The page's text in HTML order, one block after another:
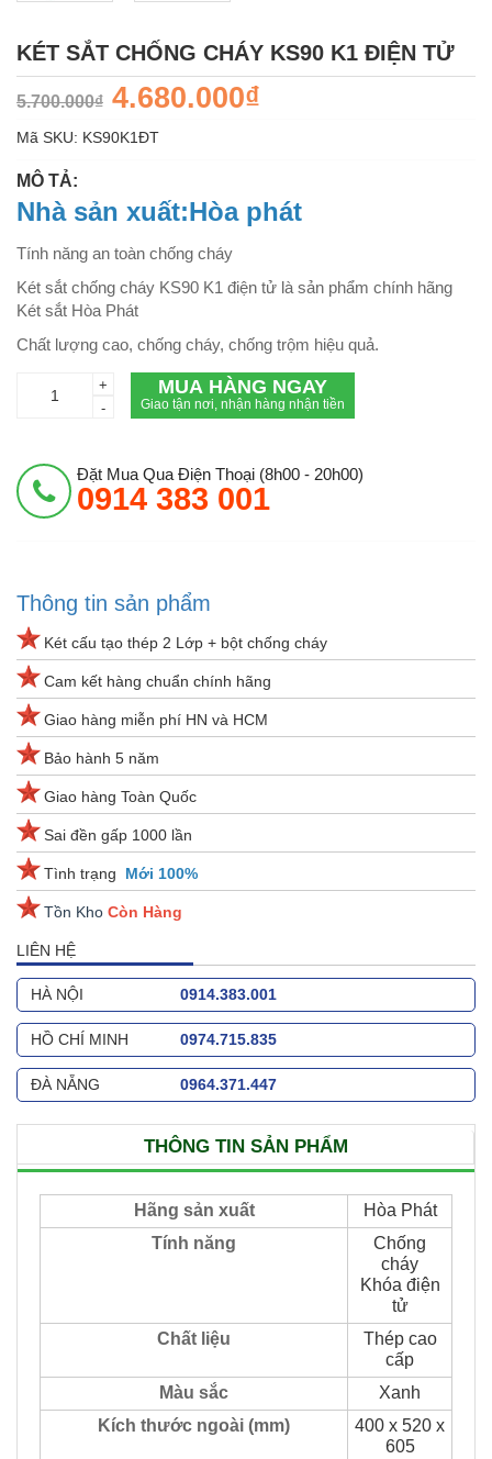
KÉT SẮT CHỐNG CHÁY KS90 K1 ĐIỆN TỬ
5.700.000₫ 4.680.000₫
Mã SKU: KS90K1ÐT
MÔ TẢ:
Nhà sản xuất:Hòa phát
Tính năng an toàn chống cháy
Két sắt chống cháy KS90 K1 điện tử là sản phẩm chính hãng
Két sắt Hòa Phát
Chất lượng cao, chống cháy, chống trộm hiệu quả.
+
-
MUA HÀNG NGAY
Giao tận nơi, nhận hàng nhận tiền
Đặt Mua Qua Điện Thoại (8h00 - 20h00)
0914 383 001
Thông tin sản phẩm
Két cấu tạo thép 2 Lớp + bột chống cháy
Cam kết hàng chuẩn chính hãng
Giao hàng miễn phí HN và HCM
Bảo hành 5 năm
Giao hàng Toàn Quốc
Sai đền gấp 1000 lần
Tình trạng Mới 100%
Tồn Kho Còn Hàng
LIÊN HỆ
HÀ NỘI 0914.383.001
HỒ CHÍ MINH 0974.715.835
ĐÀ NẴNG 0964.371.447
THÔNG TIN SẢN PHẨM
Hãng sản xuất
Hòa Phát
Tính năng
Chống
cháy
Khóa điện
tử
Chất liệu
Thép cao
cấp
Màu sắc
Xanh
Kích thước ngoài (mm)
400 x 520 x
605